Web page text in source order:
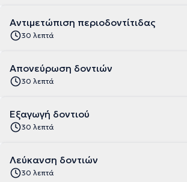
Αντιμετώπιση περιοδοντίτιδας
30 λεπτά
Απονεύρωση δοντιών
30 λεπτά
Εξαγωγή δοντιού
30 λεπτά
Λεύκανση δοντιών
30 λεπτά